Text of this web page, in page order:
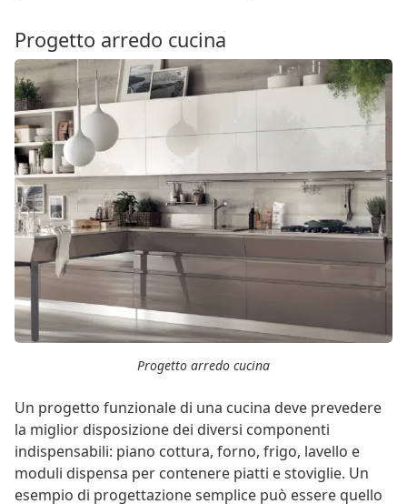
Progetto arredo cucina
Progetto arredo cucina
Un progetto funzionale di una cucina deve prevedere
la miglior disposizione dei diversi componenti
indispensabili: piano cottura, forno, frigo, lavello e
moduli dispensa per contenere piatti e stoviglie. Un
esempio di progettazione semplice può essere quello